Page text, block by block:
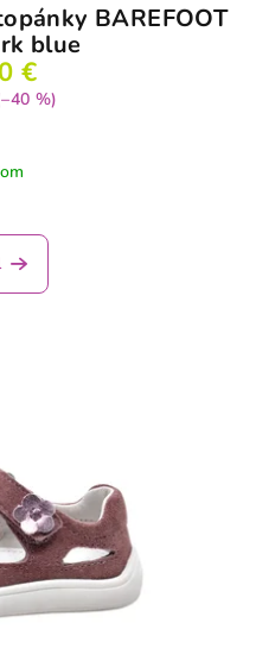
BAREFOOT
blue
€
%)